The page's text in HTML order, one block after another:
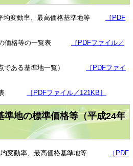
動率、最高価格基準地等
［PDF
価格等の一覧表
［PDFファイル／
ある基準地一覧）
［PDFファイ
覧表 ［PDFファイル／121KB］
準地の標準価格等（平成24年
動率、最高価格基準地等
［PDF